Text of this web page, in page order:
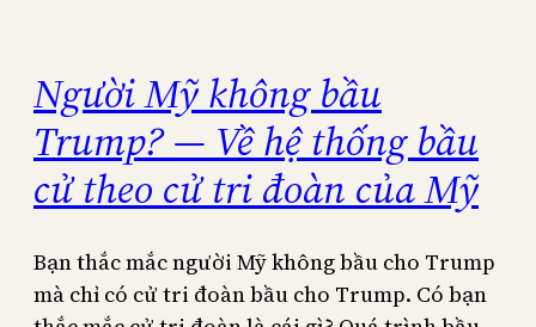
Người Mỹ không bầu
Trump? — Về hệ thống bầu
cử theo cử tri đoàn của Mỹ
Bạn thắc mắc người Mỹ không bầu cho Trump
mà chỉ có cử tri đoàn bầu cho Trump. Có bạn